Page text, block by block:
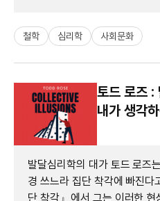
철학 심리학 사회문화
토드 로즈 :
내가 생각
발달심리학의 대가 토드 로즈
경 쓰느라 집단 착각에 빠진
단 착각』에서 그는 이러한 현